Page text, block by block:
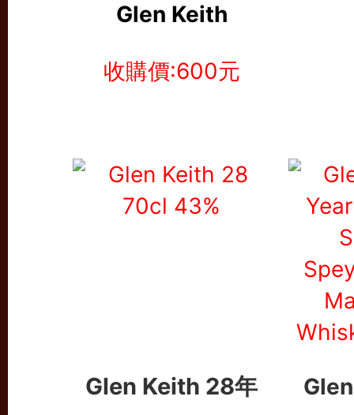
Glen Keith
收購價:600元
Glen Keith 28年